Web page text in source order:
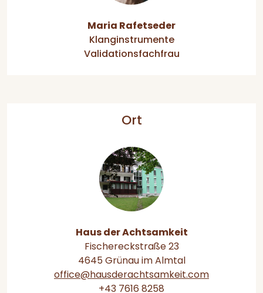
Maria Rafetseder
Klanginstrumente
Validationsfachfrau
Ort
Haus der Achtsamkeit
Fischereckstraße 23
4645 Grünau im Almtal
office@hausderachtsamkeit.com
+43 7616 8258